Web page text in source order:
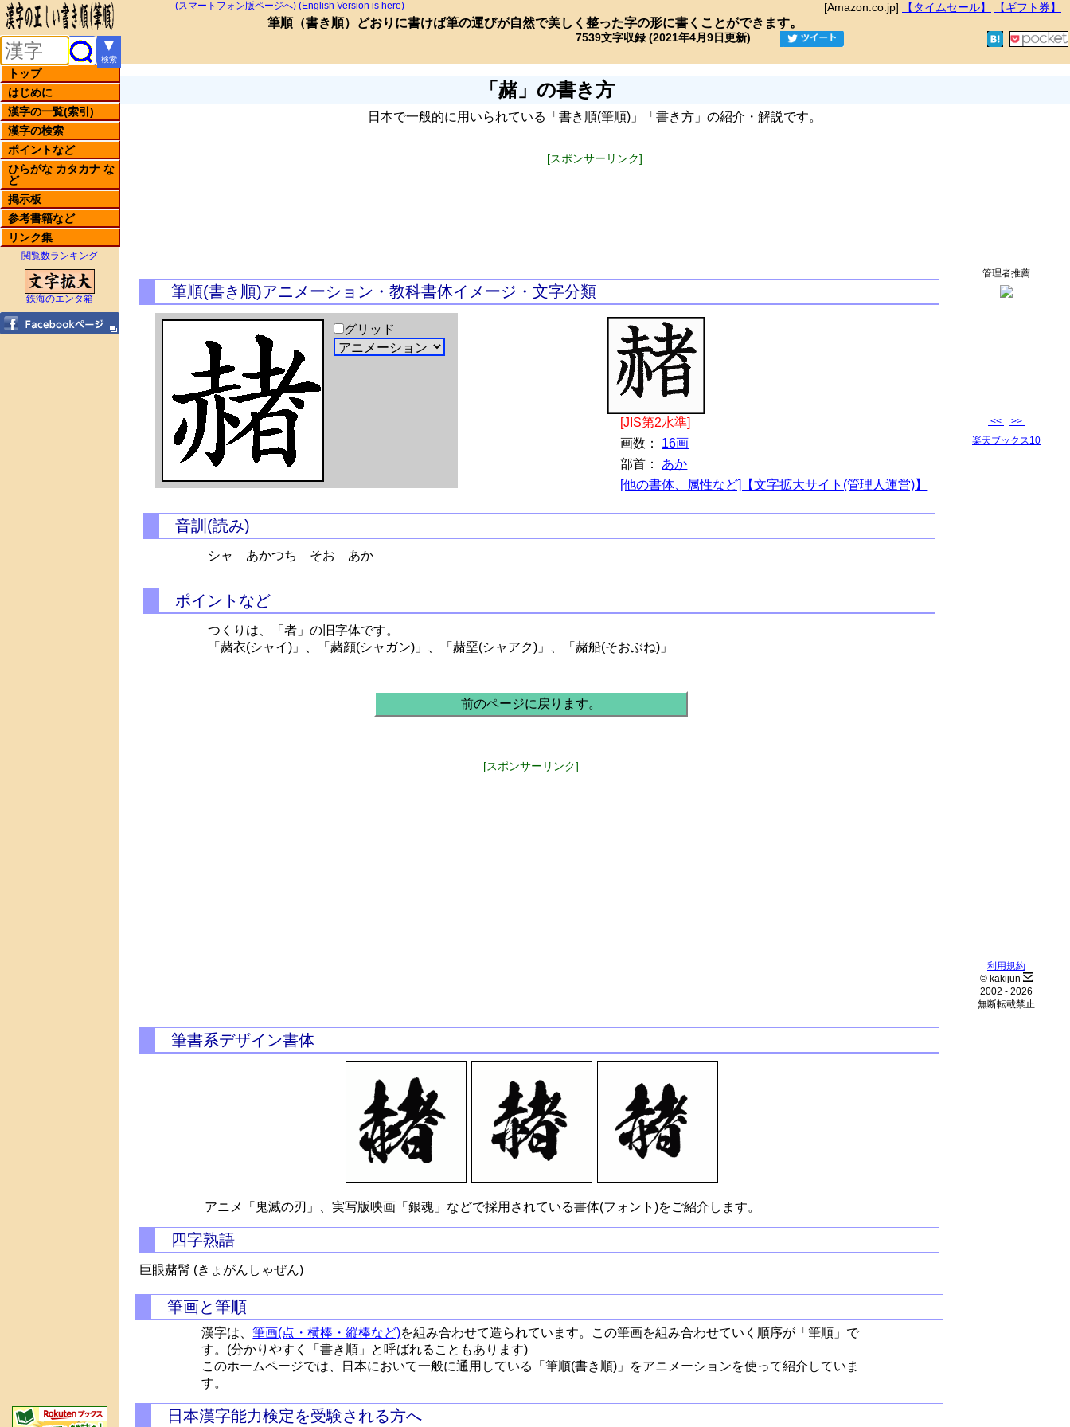
[Amazon.co.jp] 【タイムセール】 【ギフト券】
(スマートフォン版ページへ) (English Version is here)
筆順（書き順）どおりに書けば筆の運びが自然で美しく整った字の形に書くことができます。
7539文字収録 (2021年4月9日更新)
▼
検索
トップ
はじめに
漢字の一覧(索引)
漢字の検索
ポイントなど
ひらがな カタカナ な
ど
掲示板
参考書籍など
リンク集
閲覧数ランキング
鉄海のエンタ箱
「赭」の書き方
日本で一般的に用いられている「書き順(筆順)」「書き方」の紹介・解説です。
[スポンサーリンク]
筆順(書き順)アニメーション・教科書体イメージ・文字分類
グリッド
[JIS第2水準]
画数： 16画
部首： あか
[他の書体、属性など]【文字拡大サイト(管理人運営)】
音訓(読み)
シャ あかつち そお あか
ポイントなど
つくりは、「者」の旧字体です。
「赭衣(シャイ)」、「赭顔(シャガン)」、「赭堊(シャアク)」、「赭船(そおぶね)」
前のページに戻ります。
[スポンサーリンク]
筆書系デザイン書体
アニメ「鬼滅の刃」、実写版映画「銀魂」などで採用されている書体(フォント)をご紹介します。
四字熟語
巨眼赭髯 (きょがんしゃぜん)
筆画と筆順
漢字は、筆画(点・横棒・縦棒など)を組み合わせて造られています。この筆画を組み合わせていく順序が「筆順」で
す。(分かりやすく「書き順」と呼ばれることもあります)
このホームページでは、日本において一般に通用している「筆順(書き順)」をアニメーションを使って紹介していま
す。
日本漢字能力検定を受験される方へ
管理者推薦
<<
>>
楽天ブックス10
利用規約
© kakijun
2002 - 2026
無断転載禁止